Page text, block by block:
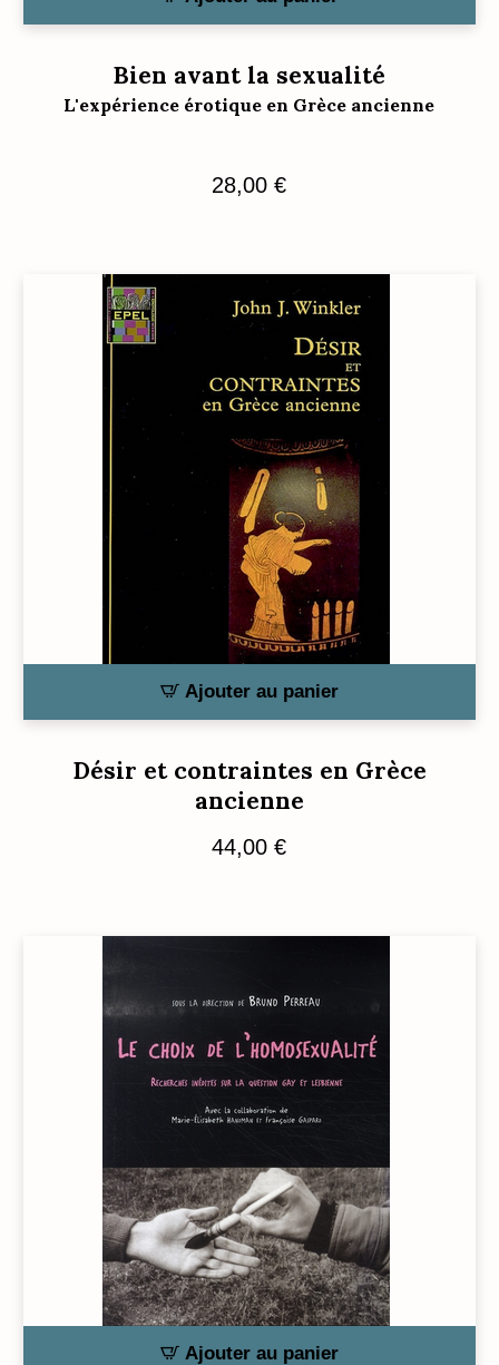
Bien avant la sexualité
L'expérience érotique en Grèce ancienne
28,00 €
Ajouter au panier
Désir et contraintes en Grèce
ancienne
44,00 €
Ajouter au panier